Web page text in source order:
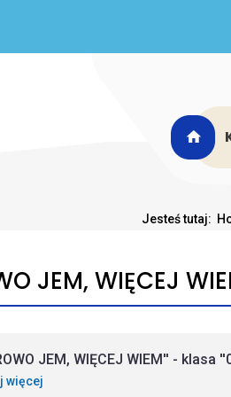
Jesteś tutaj:
JEM, WIĘCEJ
JEM, WIĘCEJ WIEM'' - klasa
więcej